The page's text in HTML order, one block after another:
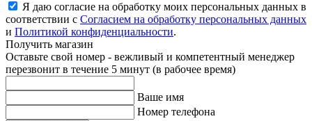
Я даю согласие на обработку моих персональных данных в
соответствии с Согласием на обработку персональных данных
и Политикой конфиденциальности.
Получить магазин
Оставьте свой номер - вежливый и компетентный менеджер
перезвонит в течение 5 минут (в рабочее время)
Ваше имя
Номер телефона